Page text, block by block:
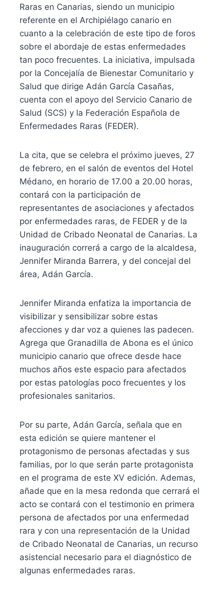
Raras en Canarias, siendo un municipio
referente en el Archipiélago canario en
cuanto a la celebración de este tipo de foros
sobre el abordaje de estas enfermedades
tan poco frecuentes. La iniciativa, impulsada
por la Concejalía de Bienestar Comunitario y
Salud que dirige Adán García Casañas,
cuenta con el apoyo del Servicio Canario de
Salud (SCS) y la Federación Española de
Enfermedades Raras (FEDER).
La cita, que se celebra el próximo jueves, 27
de febrero, en el salón de eventos del Hotel
Médano, en horario de 17.00 a 20.00 horas,
contará con la participación de
representantes de asociaciones y afectados
por enfermedades raras, de FEDER y de la
Unidad de Cribado Neonatal de Canarias. La
inauguración correrá a cargo de la alcaldesa,
Jennifer Miranda Barrera, y del concejal del
área, Adán García.
Jennifer Miranda enfatiza la importancia de
visibilizar y sensibilizar sobre estas
afecciones y dar voz a quienes las padecen.
Agrega que Granadilla de Abona es el único
municipio canario que ofrece desde hace
muchos años este espacio para afectados
por estas patologías poco frecuentes y los
profesionales sanitarios.
Por su parte, Adán García, señala que en
esta edición se quiere mantener el
protagonismo de personas afectadas y sus
familias, por lo que serán parte protagonista
en el programa de este XV edición. Ademas,
añade que en la mesa redonda que cerrará el
acto se contará con el testimonio en primera
persona de afectados por una enfermedad
rara y con una representación de la Unidad
de Cribado Neonatal de Canarias, un recurso
asistencial necesario para el diagnóstico de
algunas enfermedades raras.